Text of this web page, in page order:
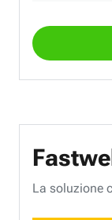
La soluzione